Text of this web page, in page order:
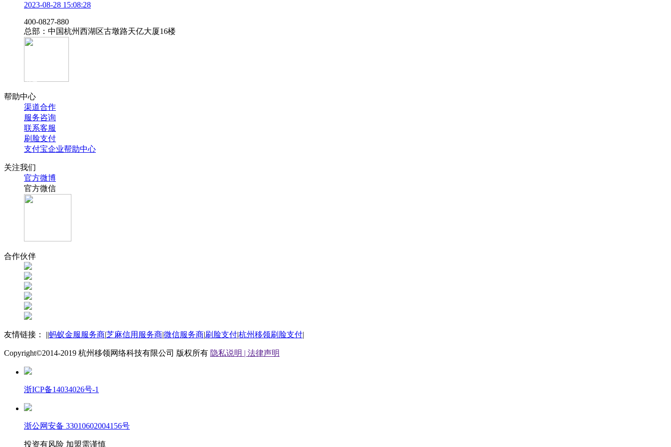
2023-08-28 15:08:28
‭400-0827-880
总部：中国杭州西湖区古墩路天亿大厦16楼
官方抖音
帮助中心
渠道合作
服务咨询
联系客服
刷脸支付
支付宝企业帮助中心
关注我们
官方微博
官方微信
合作伙伴
友情链接： 蚂蚁金服服务商 芝麻信用服务商 微信服务商 刷脸支付杭州移领刷脸支付
Copyright©2014-2019 杭州移领网络科技有限公司 版权所有 隐私说明 | 法律声明
浙ICP备14034026号-1
浙公网安备 33010602004156号
投资有风险 加盟需谨慎